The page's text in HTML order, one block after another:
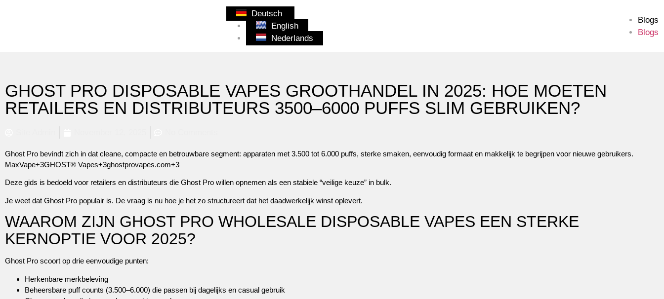
Deutsch
English
Nederlands
Blogs
Blogs
GHOST PRO DISPOSABLE VAPES GROOTHANDEL IN 2025: HOE MOETEN
RETAILERS EN DISTRIBUTEURS 3500–6000 PUFFS SLIM GEBRUIKEN?
Ghost Pro bevindt zich in dat cleane, compacte en betrouwbare segment: apparaten met 3.500 tot 6.000 puffs, sterke smaken, eenvoudig formaat en makkelijk te begrijpen voor nieuwe gebruikers.
MaxVape+3GHOST® Vapes+3ghostprovapes.com+3
Deze gids is bedoeld voor retailers en distributeurs die Ghost Pro willen opnemen als een stabiele “veilige keuze” in bulk.
Je weet dat Ghost Pro populair is. De vraag is nu hoe je het zo structureert dat het daadwerkelijk winst oplevert.
WAAROM ZIJN GHOST PRO WHOLESALE DISPOSABLE VAPES EEN STERKE
KERNOPTIE VOOR 2025?
Ghost Pro scoort op drie eenvoudige punten:
Herkenbare merkbeleving
Beheersbare puff counts (3.500–6.000) die passen bij dagelijks en casual gebruik